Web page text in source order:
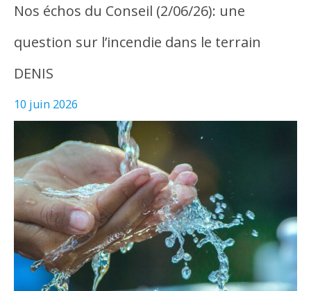
Nos échos du Conseil (2/06/26): une
question sur l’incendie dans le terrain
DENIS
10 juin 2026